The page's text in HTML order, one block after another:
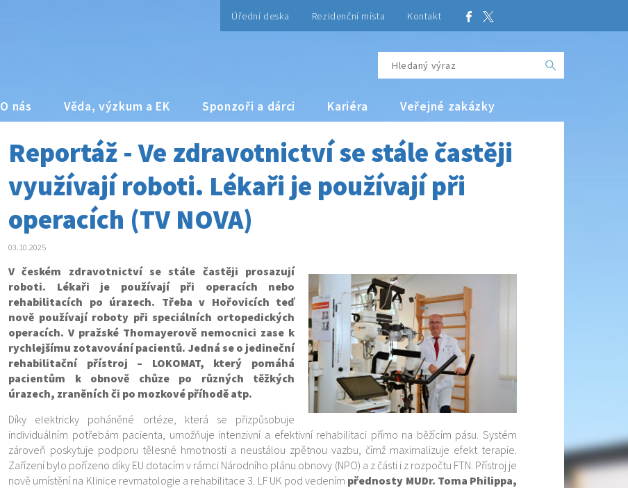
Úřední deska Rezidenční místa Kontakt
O nás Věda, výzkum a EK Sponzoři a dárci Kariéra Veřejné zakázky
Reportáž - Ve zdravotnictví se stále častěji
využívají roboti. Lékaři je používají při
operacích (TV NOVA)
03.10.2025
V českém zdravotnictví se stále častěji prosazují
roboti. Lékaři je používají při operacích nebo
rehabilitacích po úrazech. Třeba v Hořovicích teď
nově používají roboty při speciálních ortopedických
operacích. V pražské Thomayerově nemocnici zase k
rychlejšímu zotavování pacientů. Jedná se o jedineční
rehabilitační přístroj – LOKOMAT, který pomáhá
pacientům k obnově chůze po různých těžkých
úrazech, zraněních či po mozkové příhodě atp.
Díky elektricky poháněné ortéze, která se přizpůsobuje
individuálním potřebám pacienta, umožňuje intenzivní a efektivní rehabilitaci přímo na běžícím pásu. Systém
zároveň poskytuje podporu tělesné hmotnosti a neustálou zpětnou vazbu, čímž maximalizuje efekt terapie.
Zařízení bylo pořízeno díky EU dotacím v rámci Národního plánu obnovy (NPO) a z části i z rozpočtu FTN. Přístroj je
nově umístění na Klinice revmatologie a rehabilitace 3. LF UK pod vedením přednosty MUDr. Toma Philippa,